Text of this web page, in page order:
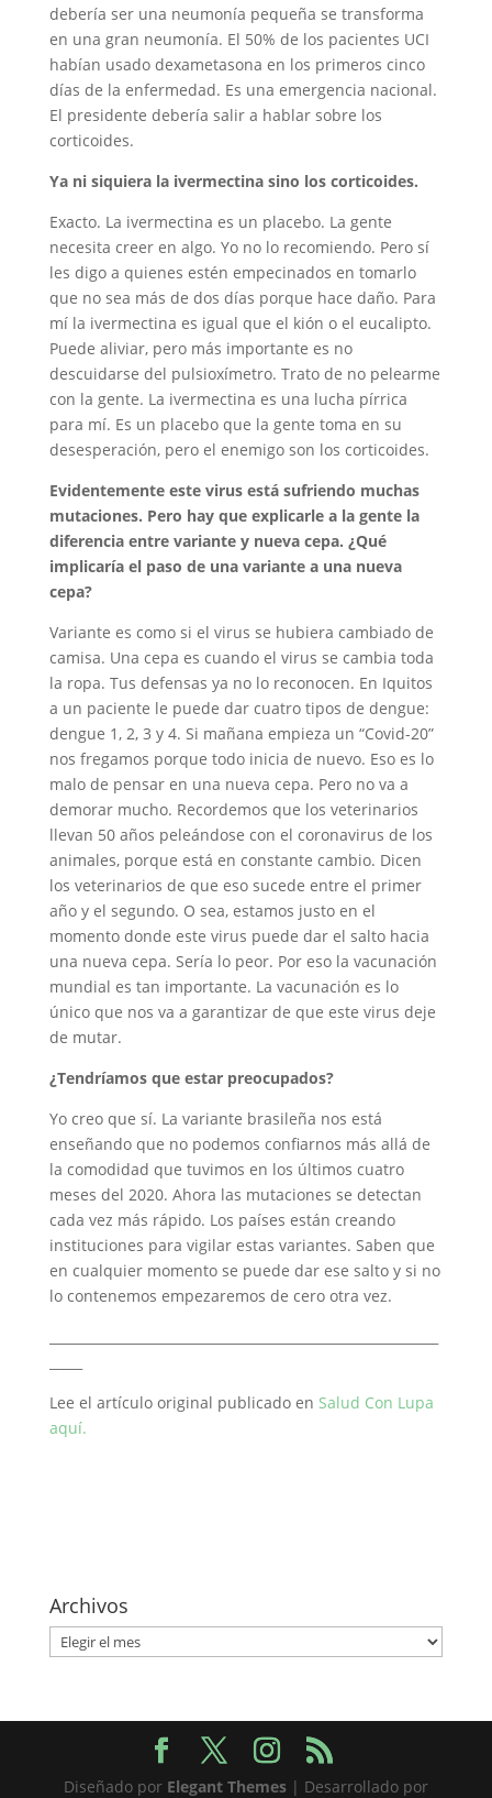
debería ser una neumonía pequeña se transforma
en una gran neumonía. El 50% de los pacientes UCI
habían usado dexametasona en los primeros cinco
días de la enfermedad. Es una emergencia nacional.
El presidente debería salir a hablar sobre los
corticoides.
Ya ni siquiera la ivermectina sino los corticoides.
Exacto. La ivermectina es un placebo. La gente
necesita creer en algo. Yo no lo recomiendo. Pero sí
les digo a quienes estén empecinados en tomarlo
que no sea más de dos días porque hace daño. Para
mí la ivermectina es igual que el kión o el eucalipto.
Puede aliviar, pero más importante es no
descuidarse del pulsioxímetro. Trato de no pelearme
con la gente. La ivermectina es una lucha pírrica
para mí. Es un placebo que la gente toma en su
desesperación, pero el enemigo son los corticoides.
Evidentemente este virus está sufriendo muchas
mutaciones. Pero hay que explicarle a la gente la
diferencia entre variante y nueva cepa. ¿Qué
implicaría el paso de una variante a una nueva
cepa?
Variante es como si el virus se hubiera cambiado de
camisa. Una cepa es cuando el virus se cambia toda
la ropa. Tus defensas ya no lo reconocen. En Iquitos
a un paciente le puede dar cuatro tipos de dengue:
dengue 1, 2, 3 y 4. Si mañana empieza un “Covid-20”
nos fregamos porque todo inicia de nuevo. Eso es lo
malo de pensar en una nueva cepa. Pero no va a
demorar mucho. Recordemos que los veterinarios
llevan 50 años peleándose con el coronavirus de los
animales, porque está en constante cambio. Dicen
los veterinarios de que eso sucede entre el primer
año y el segundo. O sea, estamos justo en el
momento donde este virus puede dar el salto hacia
una nueva cepa. Sería lo peor. Por eso la vacunación
mundial es tan importante. La vacunación es lo
único que nos va a garantizar de que este virus deje
de mutar.
¿Tendríamos que estar preocupados?
Yo creo que sí. La variante brasileña nos está
enseñando que no podemos confiarnos más allá de
la comodidad que tuvimos en los últimos cuatro
meses del 2020. Ahora las mutaciones se detectan
cada vez más rápido. Los países están creando
instituciones para vigilar estas variantes. Saben que
en cualquier momento se puede dar ese salto y si no
lo contenemos empezaremos de cero otra vez.
Lee el artículo original publicado en Salud Con Lupa
aquí.
Archivos
Archivos
Diseñado por Elegant Themes| Desarrollado por